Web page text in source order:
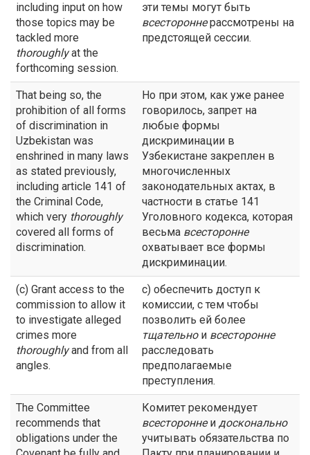
including input on how
those topics may be
tackled more
thoroughlyat the
forthcoming session.
эти темы могут быть
всестороннерассмотрены на
предстоящей сессии.
That being so, the
prohibition of all forms
of discrimination in
Uzbekistan was
enshrined in many laws
as stated previously,
including article 141 of
the Criminal Code,
which very thoroughly
covered all forms of
discrimination.
Но при этом, как уже ранее
говорилось, запрет на
любые формы
дискриминации в
Узбекистане закреплен в
многочисленных
законодательных актах, в
частности в статье 141
Уголовного кодекса, которая
весьма всесторонне
охватывает все формы
дискриминации.
(c) Grant access to the
commission to allow it
to investigate alleged
crimes more
thoroughlyand from all
angles.
с) обеспечить доступ к
комиссии, с тем чтобы
позволить ей более
тщательнои всесторонне
расследовать
предполагаемые
преступления.
The Committee
recommends that
obligations under the
Комитет рекомендует
всестороннеи досконально
учитывать обязательства по